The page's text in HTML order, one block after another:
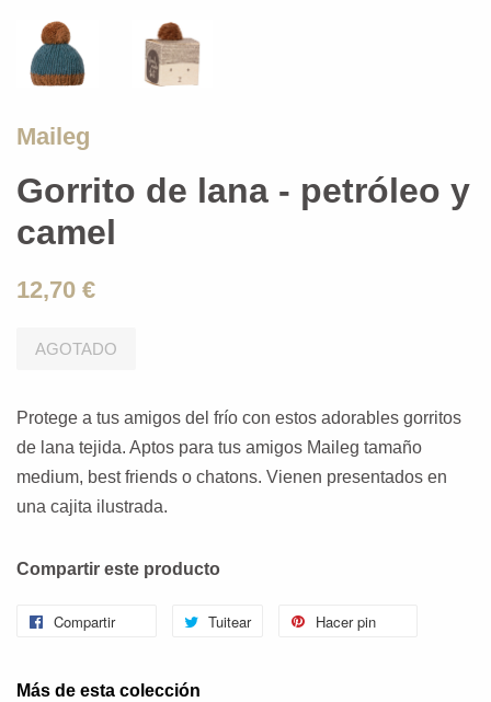
Maileg
Gorrito de lana - petróleo y
camel
12,70 €
AGOTADO
Protege a tus amigos del frío con estos adorables gorritos
de lana tejida. Aptos para tus amigos Maileg tamaño
medium, best friends o chatons. Vienen presentados en
una cajita ilustrada.
Compartir este producto
Compartir Tuitear Hacer pin
Más de esta colección